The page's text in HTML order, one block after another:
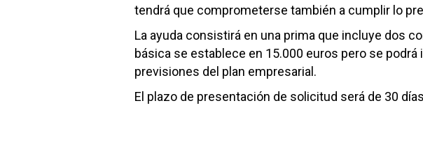
tendrá que comprometerse también a cumplir lo
La ayuda consistirá en una prima que incluye dos
básica se establece en 15.000 euros pero se
previsiones del plan empresarial.
El plazo de presentación de solicitud será de 30